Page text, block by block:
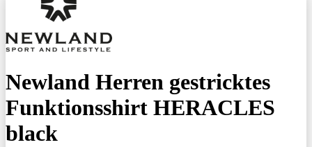
Newland Herren gestricktes
Funktionsshirt HERACLES
black